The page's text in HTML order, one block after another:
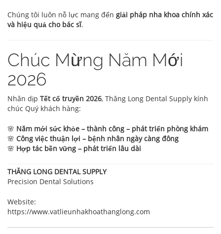
Chúng tôi luôn nỗ lực mang đến giải pháp nha khoa chính xác
và hiệu quả cho bác sĩ.
Chúc Mừng Năm Mới
2026
Nhân dịp Tết cổ truyền 2026, Thăng Long Dental Supply kính
chúc Quý khách hàng:
🌸 Năm mới sức khỏe – thành công – phát triển phòng khám
🌸 Công việc thuận lợi – bệnh nhân ngày càng đông
🌸 Hợp tác bền vững – phát triển lâu dài
THĂNG LONG DENTAL SUPPLY
Precision Dental Solutions
Website:
https://www.vatlieunhakhoathanglong.com